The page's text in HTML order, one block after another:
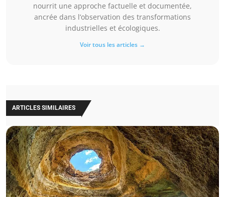
nourrit une approche factuelle et documentée,
ancrée dans l’observation des transformations
industrielles et écologiques.
Voir tous les articles →
ARTICLES SIMILAIRES